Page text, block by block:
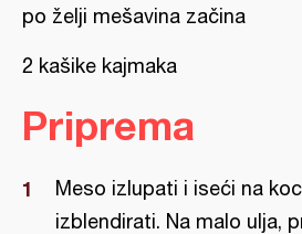
po želji mešavina začina
2 kašike kajmaka
Priprema
Meso izlupati i iseći na
izblendirati. Na malo ulja,